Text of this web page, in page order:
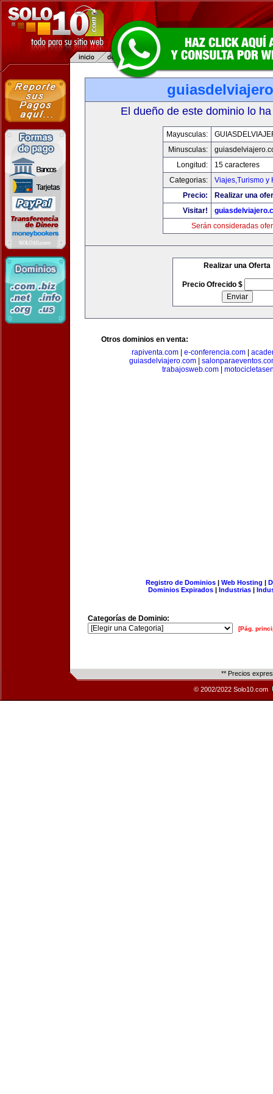
El dueño de este dominio lo
Mayusculas:
Minusculas:
Longitud:
15 caracteres
Categorias:
Viajes,Turismo y
Precio:
Realizar una
Visitar!
Serán consideradas
Realizar una Oferta
Precio Ofrecido $
Otros dominios en venta:
rapiventa.com| e-conferencia.com|
guiasdelviajero.com|
trabajosweb.com
Registro de Dominios| Web Hosting |
Dominios Expirados | Industrias |
Categorías de Dominio:
[Pág.
** Precios
© 2002/2022 Solo10.com